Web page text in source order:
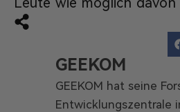
GEEKOM
GEEKOM hat seine
Entwicklungszentrale